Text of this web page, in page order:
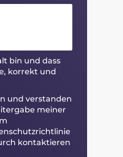
bin und dass
korrekt und
und verstanden
meiner
kontaktieren